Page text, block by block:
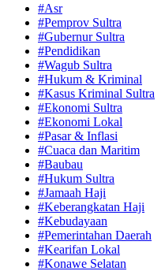
#Asr
#Pemprov Sultra
#Gubernur Sultra
#Pendidikan
#Wagub Sultra
#Hukum & Kriminal
#Kasus Kriminal Sultra
#Ekonomi Sultra
#Ekonomi Lokal
#Pasar & Inflasi
#Cuaca dan Maritim
#Baubau
#Hukum Sultra
#Jamaah Haji
#Keberangkatan Haji
#Kebudayaan
#Pemerintahan Daerah
#Kearifan Lokal
#Konawe Selatan